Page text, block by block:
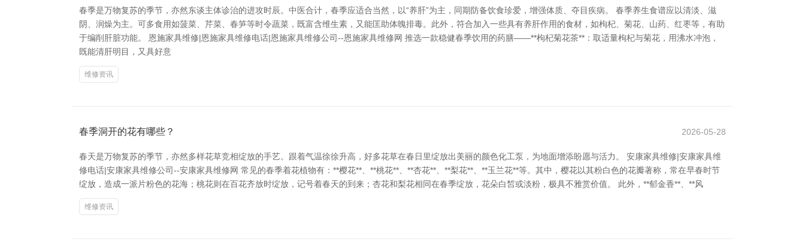
春季是万物复苏的季节，亦然东谈主体诊治的进攻时辰。中医合计，春季应适合当然，以“养肝”为主，同期防备饮食珍爱，增强体质、夺目疾病。 春季养生食谱应以清淡、滋
阴、润燥为主。可多食用如菠菜、芹菜、春笋等时令蔬菜，既富含维生素，又能匡助体魄排毒。此外，符合加入一些具有养肝作用的食材，如枸杞、菊花、山药、红枣等，有助
于编削肝脏功能。 恩施家具维修|恩施家具维修电话|恩施家具维修公司--恩施家具维修网 推选一款稳健春季饮用的药膳——**枸杞菊花茶**：取适量枸杞与菊花，用沸水冲泡，
既能清肝明目，又具好意
维修资讯
春季洞开的花有哪些？ 2026-05-28
春天是万物复苏的季节，亦然多样花草竞相绽放的手艺。跟着气温徐徐升高，好多花草在春日里绽放出美丽的颜色化工泵，为地面增添盼愿与活力。 安康家具维修|安康家具维
修电话|安康家具维修公司--安康家具维修网 常见的春季着花植物有：**樱花**、**桃花**、**杏花**、**梨花**、**玉兰花**等。其中，樱花以其粉白色的花瓣著称，常在早春时节
绽放，造成一派片粉色的花海；桃花则在百花齐放时绽放，记号着春天的到来；杏花和梨花相同在春季绽放，花朵白皙或淡粉，极具不雅赏价值。 此外，**郁金香**、**风
维修资讯